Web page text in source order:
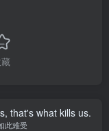
that's what kills us.
此难受